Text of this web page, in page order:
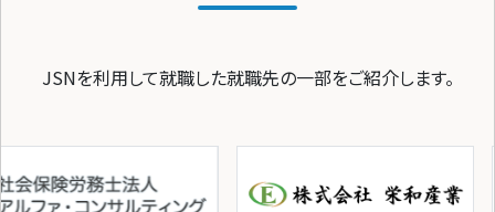
JSNを利用して就職した就職先の一部をご紹介します。